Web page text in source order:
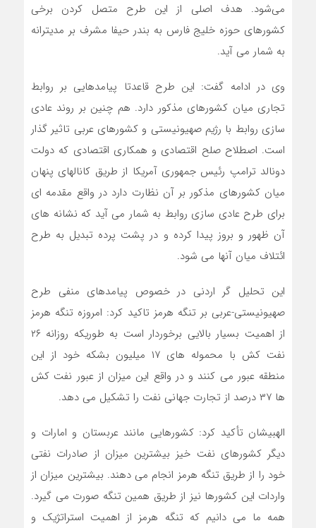
می‌شود. هدف اصلی از این طرح متصل کردن برخی
کشورهای حوزه خلیج فارس به بندر حیفا مشرف بر مدیترانه
به شمار می آید.
وی در ادامه گفت: این طرح قاعدتا پیامدهایی بر روابط
تجاری میان کشورهای مذکور دارد. هم چنین بر روند عادی
سازی روابط با رژیم صهیونیستی و کشورهای عربی تاثیر گذار
است. اصطلاح صلح اقتصادی و همکاری اقتصادی که دولت
دونالد ترامپ رئیس جمهوری آمریکا از طریق کانالهای پنهان
میان کشورهای مذکور بر آن نظارت دارد در واقع مقدمه ای
برای طرح عادی سازی روابط به شمار می آید که نشانه های
آن ظهور و بروز پیدا کرده و در پشت پرده تبدیل به طرح
ائتلاف میان آنها می شود.
این تحلیل گر اردنی در خصوص پیامدهای منفی طرح
صهیونیستی-عربی بر تنگه هرمز تاکید کرد: امروزه تنگه هرمز
از اهمیت بسیار بالایی برخوردار است به طوریکه روزانه ۲۶
نفت کش با محموله های ۱۷ میلیون بشکه خود از این
منطقه عبور می کنند و در واقع این میزان از عبور نفت کش
ها ۳۷ درصد از تجارت جهانی نفت را تشکیل می دهد.
الهبیشان تأکید کرد: کشورهایی مانند عربستان و امارات و
دیگر کشورهای نفت خیز بیشترین میزان از صادرات نفتی
خود را از طریق تنگه هرمز انجام می دهند. بیشترین میزان از
واردات این کشورها نیز از طریق همین تنگه صورت می گیرد.
همه ما می دانیم که تنگه هرمز از اهمیت استراتژیک و